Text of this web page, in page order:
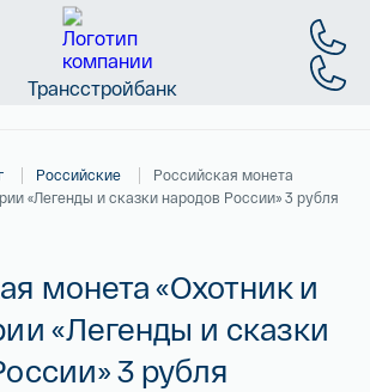
Трансстройбанк
Российские
Российская монета
«Легенды и сказки народов России» 3 рубля
монета «Охотник и
«Легенды и сказки
3 рубля